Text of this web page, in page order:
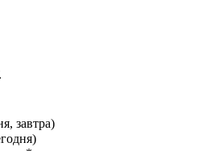
завтра)